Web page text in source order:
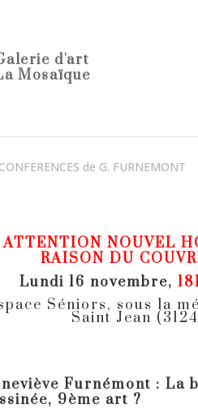
CONFERENCES de G. FURNEMONT
ATTENTION NOUVEL
RAISON DU
Lundi 16 novembre,
Séniors, sous la
Saint Jean
Furnémont : La
9ème art ?